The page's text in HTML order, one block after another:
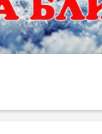
#багет
#madness